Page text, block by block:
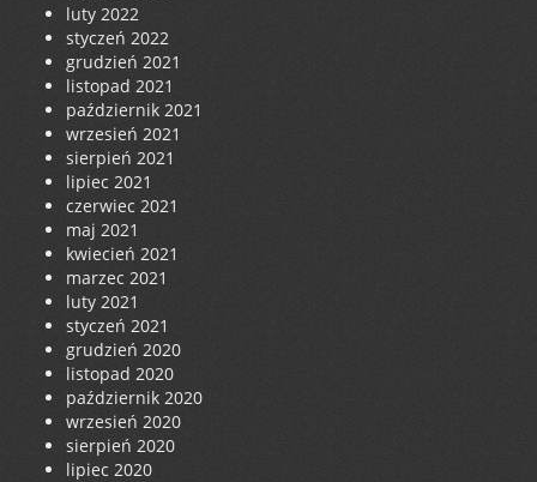
luty 2022
styczeń 2022
grudzień 2021
listopad 2021
październik 2021
wrzesień 2021
sierpień 2021
lipiec 2021
czerwiec 2021
maj 2021
kwiecień 2021
marzec 2021
luty 2021
styczeń 2021
grudzień 2020
listopad 2020
październik 2020
wrzesień 2020
sierpień 2020
lipiec 2020